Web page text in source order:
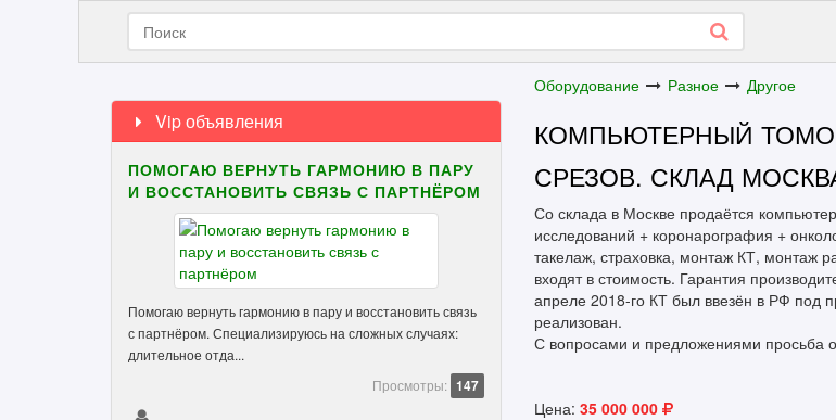
Оборудование Разное Другое
КОМПЬЮТЕРНЫЙ
СРЕЗОВ. СКЛАД
Со склада в Москве продаётся
исследований + коронарография +
такелаж, страховка, монтаж КТ, монтаж
входят в стоимость. Гарантия
апреле 2018-го КТ был ввезён в РФ под
реализован.
С вопросами и предложениями просьба
Цена: 35 000 000
Vip объявления
ПОМОГАЮ ВЕРНУТЬ ГАРМОНИЮ В ПАРУ
И ВОССТАНОВИТЬ СВЯЗЬ С ПАРТНЁРОМ
Помогаю вернуть гармонию в пару и восстановить связь
с партнёром. Специализируюсь на сложных случаях:
длительное отда...
Просмотры: 147